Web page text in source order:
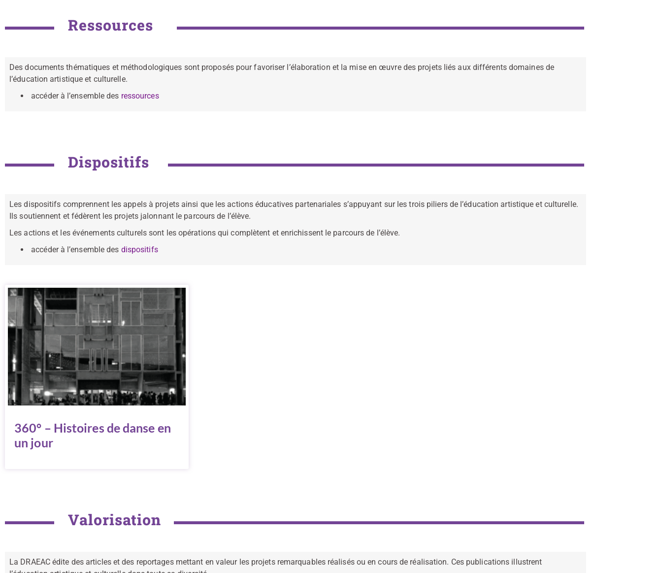
Ressources
Des documents thématiques et méthodologiques sont proposés pour favoriser l’élaboration et la mise en œuvre des projets liés aux différents domaines de
l’éducation artistique et culturelle.
accéder à l’ensemble des ressources
Dispositifs
Les dispositifs comprennent les appels à projets ainsi que les actions éducatives partenariales s’appuyant sur les trois piliers de l’éducation artistique et culturelle.
Ils soutiennent et fédèrent les projets jalonnant le parcours de l’élève.
Les actions et les événements culturels sont les opérations qui complètent et enrichissent le parcours de l’élève.
accéder à l’ensemble des dispositifs
360° – Histoires de danse en
un jour
Valorisation
La DRAEAC édite des articles et des reportages mettant en valeur les projets remarquables réalisés ou en cours de réalisation. Ces publications illustrent